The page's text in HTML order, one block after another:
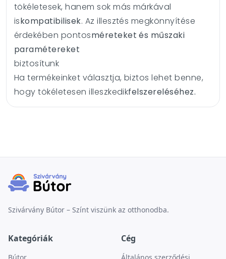
tökéletesek, hanem sok más márkával
iskompatibilisek. Az illesztés megkönnyítése
érdekében pontosméreteket és műszaki
paramétereket
biztosítunk
Ha termékeinket választja, biztos lehet benne,
hogy tökéletesen illeszkedikfelszereléséhez.
Szivárvány Bútor – Színt viszünk az otthonodba.
Kategóriák Cég